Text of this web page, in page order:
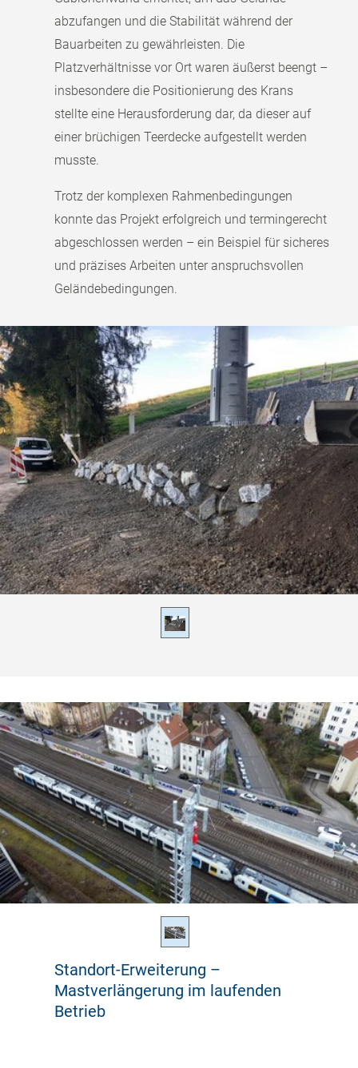
abzufangen und die Stabilität während der
Bauarbeiten zu gewährleisten. Die
Platzverhältnisse vor Ort waren äußerst beengt –
insbesondere die Positionierung des Krans
stellte eine Herausforderung dar, da dieser auf
einer brüchigen Teerdecke aufgestellt werden
musste.
Trotz der komplexen Rahmenbedingungen
konnte das Projekt erfolgreich und termingerecht
abgeschlossen werden – ein Beispiel für sicheres
und präzises Arbeiten unter anspruchsvollen
Geländebedingungen.
Standort-Erweiterung –
Mastverlängerung im laufenden
Betrieb